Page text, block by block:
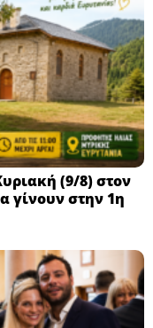
(9/8) στον
γίνουν στην 1η